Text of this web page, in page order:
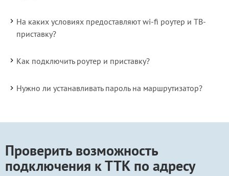
На каких условиях предоставляют wi-fi роутер и ТВ-
приставку?
Как подключить роутер и приставку?
Нужно ли устанавливать пароль на маршрутизатор?
Проверить возможность
подключения к ТТК по адресу